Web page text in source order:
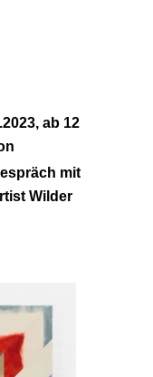
ab 12
mit
Wilder